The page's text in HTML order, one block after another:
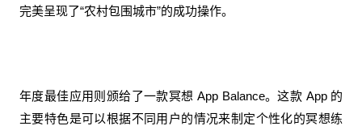
完美呈现了“农村包围城市”的成功操作。
年度最佳应用则颁给了一款冥想 App Balance。这款 App 的
主要特色是可以根据不同用户的情况来制定个性化的冥想练